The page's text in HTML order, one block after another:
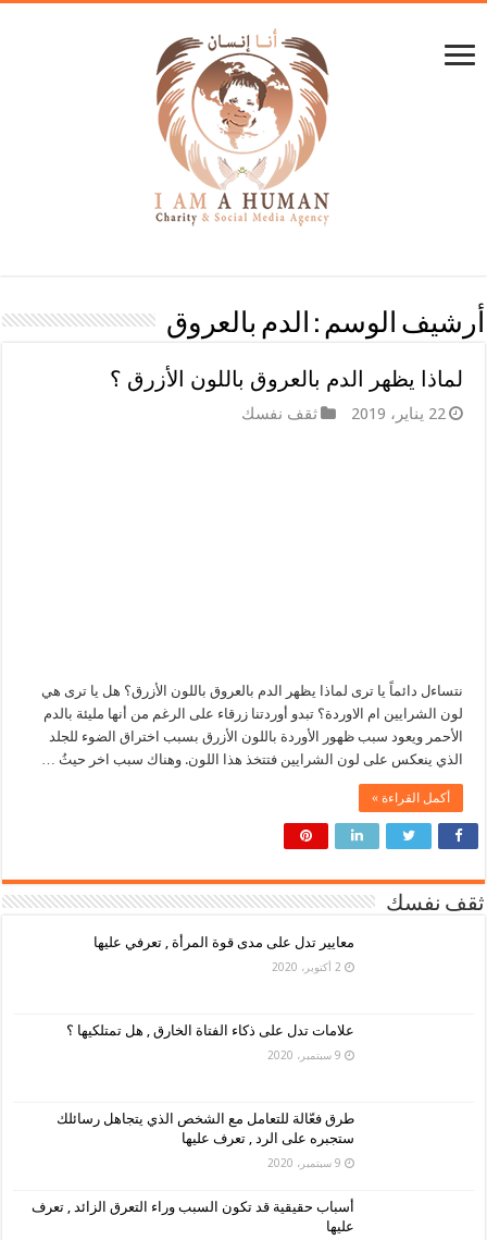
أرشيف الوسم : الدم بالعروق
لماذا يظهر الدم بالعروق باللون الأزرق ؟
22 يناير، 2019 ثقف نفسك
نتساءل دائماً يا ترى لماذا يظهر الدم بالعروق باللون الأزرق؟ هل يا ترى هي
لون الشرايين ام الاوردة؟ تبدو أوردتنا زرقاء على الرغم من أنها مليئة بالدم
الأحمر ويعود سبب ظهور الأوردة باللون الأزرق بسبب اختراق الضوء للجلد
الذي ينعكس على لون الشرايين فتتخذ هذا اللون. وهناك سبب اخر حيثُ …
أكمل القراءة »
ثقف نفسك
معايير تدل على مدى قوة المرأة , تعرفي عليها
2 أكتوبر، 2020
علامات تدل على ذكاء الفتاة الخارق , هل تمتلكيها ؟
9 سبتمبر، 2020
طرق فعّالة للتعامل مع الشخص الذي يتجاهل رسائلك
ستجبره على الرد , تعرف عليها
9 سبتمبر، 2020
أسباب حقيقية قد تكون السبب وراء التعرق الزائد , تعرف
عليها